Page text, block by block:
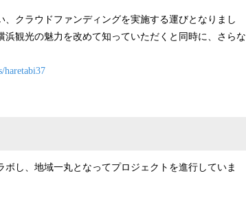
クラウドファンディングを実施する運びとなりまし
観光の魅力を改めて知っていただくと同時に、さらな
haretabi37
し、地域一丸となってプロジェクトを進行していま